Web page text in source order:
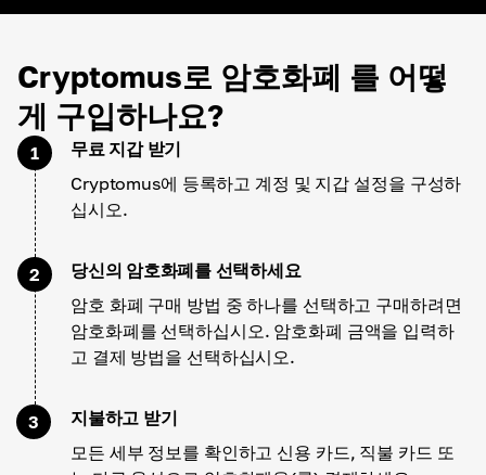
Cryptomus로 암호화폐 를 어떻
게 구입하나요?
1
무료 지갑 받기
Cryptomus에 등록하고 계정 및 지갑 설정을 구성하
십시오.
2
당신의 암호화폐를 선택하세요
암호 화폐 구매 방법 중 하나를 선택하고 구매하려면
암호화폐를 선택하십시오. 암호화폐 금액을 입력하
고 결제 방법을 선택하십시오.
3
지불하고 받기
모든 세부 정보를 확인하고 신용 카드, 직불 카드 또